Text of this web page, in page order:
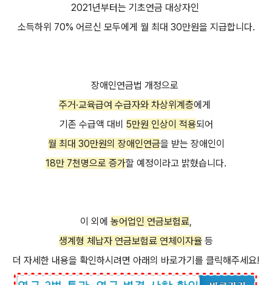
2021년부터는 기초연금 대상자인
소득하위 70% 어르신 모두에게 월 최대 30만원을 지급합니다.
장애인연금법 개정으로
주거·교육급여 수급자와 차상위계층에게
기존 수급액 대비 5만원 인상이 적용되어
월 최대 30만원의 장애인연금을 받는 장애인이
18만 7천명으로 증가할 예정이라고 밝혔습니다.
이 외에 농어업인 연금보험료,
생계형 체납자 연금보험료 연체이자율 등
더 자세한 내용을 확인하시려면 아래의 바로가기를 클릭해주세요!